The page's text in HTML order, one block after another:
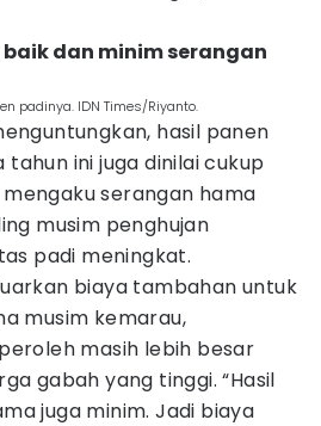
baik dan minim serangan
padinya. IDN Times/Riyanto.
hasil panen
ini juga dinilai cukup
serangan hama
musim penghujan
padi meningkat.
biaya tambahan untuk
musim kemarau,
masih lebih besar
gabah yang tinggi. “Hasil
juga minim. Jadi biaya